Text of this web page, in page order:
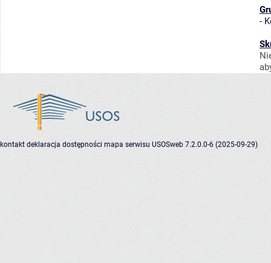
-
kontakt deklaracja dostępności mapa serwisu USOSweb 7.2.0.0-6 (2025-09-29)